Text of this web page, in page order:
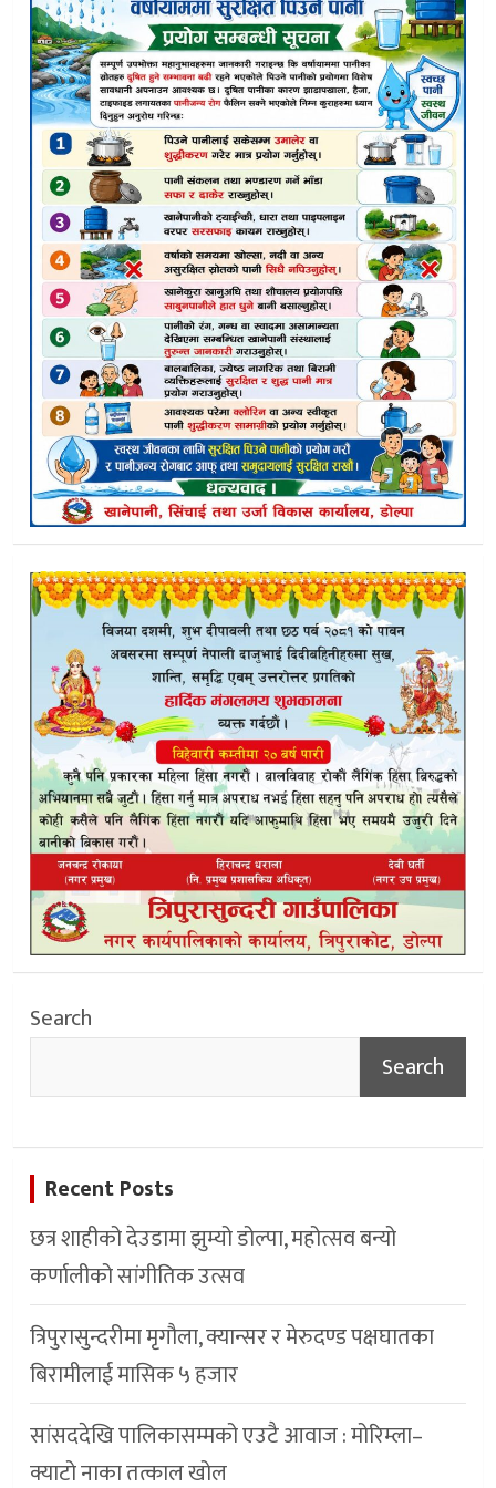
Search
Search
Recent Posts
छत्र शाहीको देउडामा झुम्यो डोल्पा, महोत्सव बन्यो
कर्णालीको सांगीतिक उत्सव
त्रिपुरासुन्दरीमा मृगौला, क्यान्सर र मेरुदण्ड पक्षघातका
बिरामीलाई मासिक ५ हजार
सांसददेखि पालिकासम्मको एउटै आवाज : मोरिम्ला–
क्याटो नाका तत्काल खोल